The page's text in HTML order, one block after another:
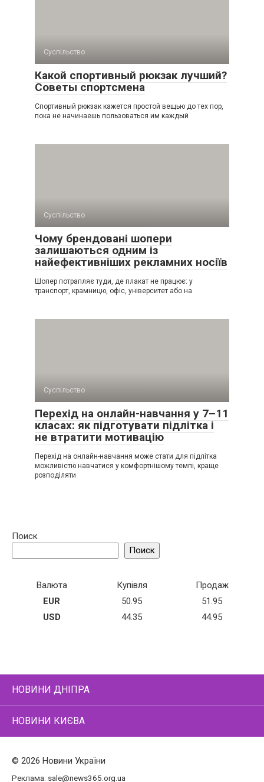
Суспільство
Какой спортивный рюкзак лучший?
Советы спортсмена
Спортивный рюкзак кажется простой вещью до тех пор,
пока не начинаешь пользоваться им каждый
Суспільство
Чому брендовані шопери
залишаються одним із
найефективніших рекламних носіїв
Шопер потрапляє туди, де плакат не працює: у
транспорт, крамницю, офіс, університет або на
Суспільство
Перехід на онлайн-навчання у 7–11
класах: як підготувати підлітка і
не втратити мотивацію
Перехід на онлайн-навчання може стати для підлітка
можливістю навчатися у комфортнішому темпі, краще
розподіляти
Поиск
Поиск
Валюта Купівля
Продаж
EUR
50.95
51.95
USD
44.35 44.95
НОВИНИ ДНІПРА
НОВИНИ КИЄВА
© 2026 Новини України
Реклама: sale@news365.org.ua